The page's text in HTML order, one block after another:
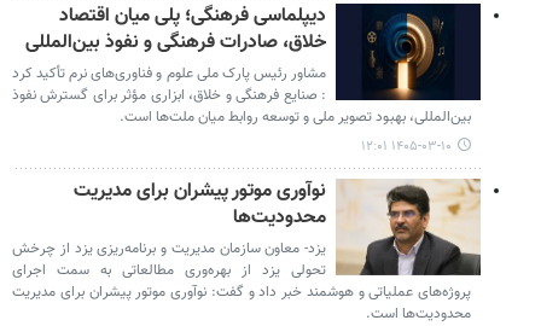
دیپلماسی فرهنگی؛ پلی میان اقتصاد
خلاق، صادرات فرهنگی و نفوذ بین‌المللی
مشاور رئیس پارک ملی علوم و فناوری‌های نرم تأکید کرد
: صنایع فرهنگی و خلاق، ابزاری مؤثر برای گسترش نفوذ
بین‌المللی، بهبود تصویر ملی و توسعه روابط میان ملت‌ها است.
۱۴۰۵-۰۳-۱۰ ۱۲:۰۱
نوآوری موتور پیشران برای مدیریت
محدودیت‌ها
یزد- معاون سازمان مدیریت و برنامه‌ریزی یزد از چرخش
تحولی یزد از بهره‌وری مطالعاتی به سمت اجرای
پروژه‌های عملیاتی و هوشمند خبر داد و گفت: نوآوری موتور پیشران برای مدیریت
محدودیت‌ها است.